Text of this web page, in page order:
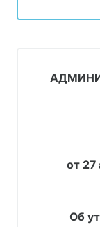
от 27
Об